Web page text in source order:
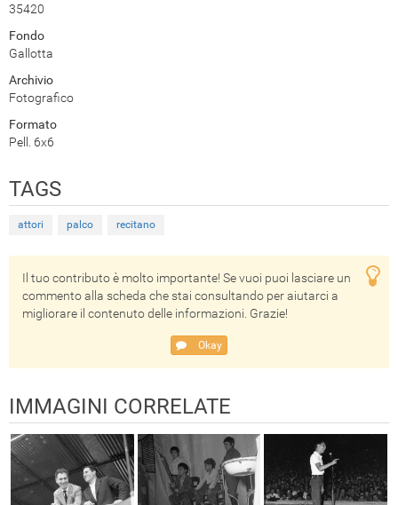
35420
Fondo
Gallotta
Archivio
Fotografico
Formato
Pell. 6x6
TAGS
attori palco recitano
Il tuo contributo è molto importante! Se vuoi puoi lasciare un
commento alla scheda che stai consultando per aiutarci a
migliorare il contenuto delle informazioni. Grazie!
Okay
IMMAGINI CORRELATE